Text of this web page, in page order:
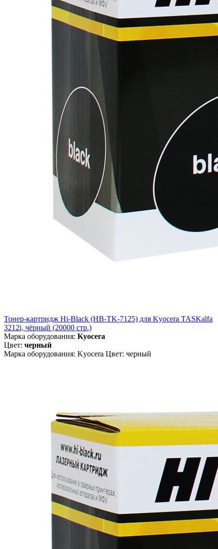
Тонер-картридж Hi-Black (HB-TK-7125) для Kyocera TASKalfa
3212i, чёрный (20000 стр.)
Марка оборудования: Kyocera
Цвет: черный
Марка оборудования: Kyocera Цвет: черный